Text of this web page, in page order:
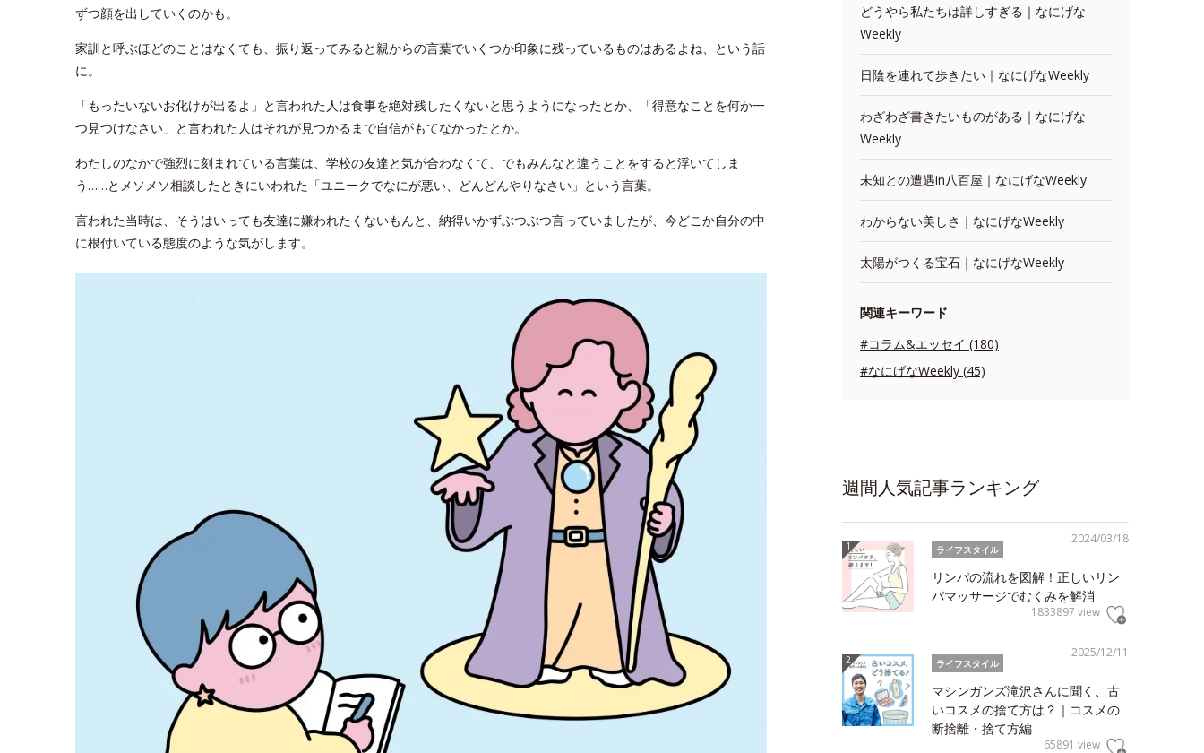
ずつ顔を出していくのかも。
家訓と呼ぶほどのことはなくても、振り返ってみると親からの言葉でいくつか印象に残っているものはあるよね、という話
に。
「もったいないお化けが出るよ」と言われた人は食事を絶対残したくないと思うようになったとか、「得意なことを何か一
つ見つけなさい」と言われた人はそれが見つかるまで自信がもてなかったとか。
わたしのなかで強烈に刻まれている言葉は、学校の友達と気が合わなくて、でもみんなと違うことをすると浮いてしま
う……とメソメソ相談したときにいわれた「ユニークでなにが悪い、どんどんやりなさい」という言葉。
言われた当時は、そうはいっても友達に嫌われたくないもんと、納得いかずぶつぶつ言っていましたが、今どこか自分の中
に根付いている態度のような気がします。
どうやら私たちは詳しすぎる｜なにげな
Weekly
日陰を連れて歩きたい｜なにげなWeekly
わざわざ書きたいものがある｜なにげな
Weekly
未知との遭遇in八百屋｜なにげなWeekly
わからない美しさ｜なにげなWeekly
太陽がつくる宝石｜なにげなWeekly
関連キーワード
#コラム&エッセイ (180)
#なにげなWeekly (45)
週間人気記事ランキング
2024/03/18
ライフスタイル
リンパの流れを図解！正しいリン
パマッサージでむくみを解消
1833897 view
2025/12/11
ライフスタイル
マシンガンズ滝沢さんに聞く、古
いコスメの捨て方は？｜コスメの
断捨離・捨て方編
65891 view